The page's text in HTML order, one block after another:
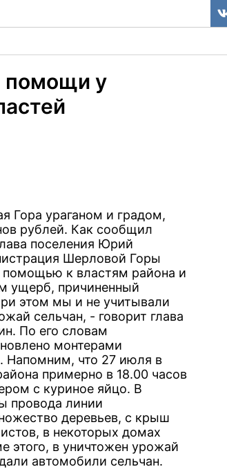
помощи у
Гора ураганом и градом,
рублей. Как сообщил
поселения Юрий
Шерловой Горы
помощью к властям района и
ущерб, причиненный
этом мы и не учитывали
сельчан, - говорит глава
По его словам
монтерами
Напомним, что 27 июля в
примерно в 18.00 часов
с куриное яйцо. В
провода линии
деревьев, с крыш
в некоторых домах
этого, в уничтожен урожай
автомобили сельчан.